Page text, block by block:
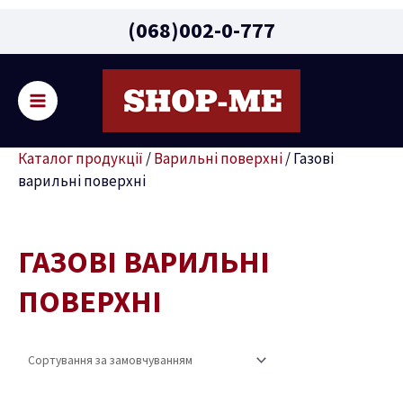
(068)002-0-777
Menu
Каталог продукції /Варильні поверхні/Газові
варильні поверхні
ГАЗОВІ ВАРИЛЬНІ
ПОВЕРХНІ